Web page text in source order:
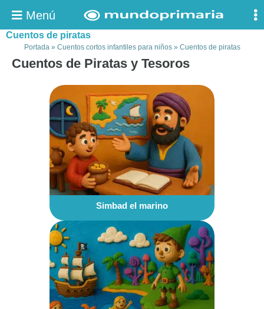
Menú
Cuentos de piratas
Portada» Cuentos cortos infantiles para niños» Cuentos de piratas
Cuentos de Piratas y Tesoros
Simbad el marino